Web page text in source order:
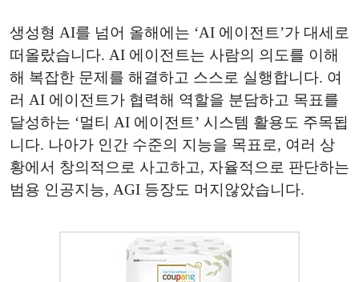
생성형 AI를 넘어 올해에는 ‘AI 에이전트’가 대세로
떠올랐습니다. AI 에이전트는 사람의 의도를 이해
해 복잡한 문제를 해결하고 스스로 실행합니다. 여
러 AI 에이전트가 협력해 역할을 분담하고 목표를
달성하는 ‘멀티 AI 에이전트’ 시스템 활용도 주목됩
니다. 나아가 인간 수준의 지능을 목표로, 여러 상
황에서 창의적으로 사고하고, 자율적으로 판단하는
범용 인공지능, AGI 등장도 머지않았습니다.